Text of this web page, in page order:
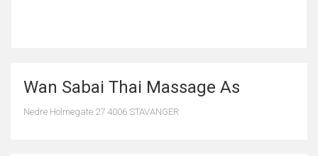
Wan Sabai Thai Massage As
Nedre Holmegate 27 4006 STAVANGER